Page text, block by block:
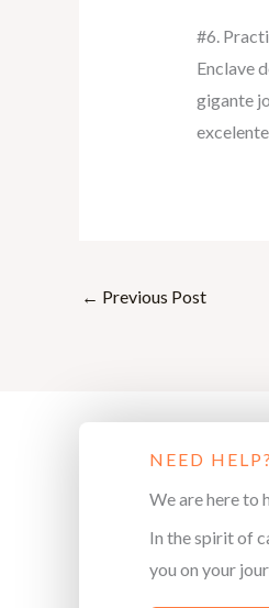
#6.
Enclave
gigante
← Previous Post
NEED HELP?
We are here to
In the spirit of
you on your